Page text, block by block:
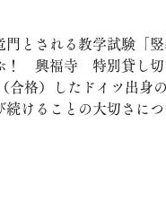
とされる教学試験「
！　興福寺　特別貸し
合格）したドイツ出身
けることの大切さに